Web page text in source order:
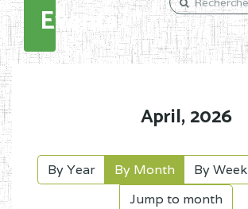
Events
April,2026
By Year By Month By Week
Jump to month